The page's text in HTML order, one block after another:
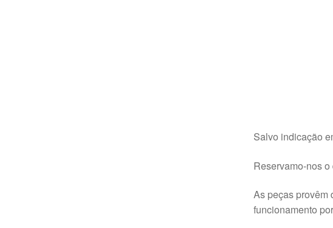
Salvo indicação
Reservamo-nos
As peças provêm
funcionamento